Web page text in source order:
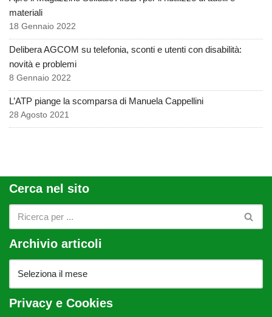
materiali
18 Gennaio 2022
Delibera AGCOM su telefonia, sconti e utenti con disabilità:
novità e problemi
8 Gennaio 2022
L’ATP piange la scomparsa di Manuela Cappellini
28 Agosto 2021
Cerca nel sito
Archivio articoli
Privacy e Cookies